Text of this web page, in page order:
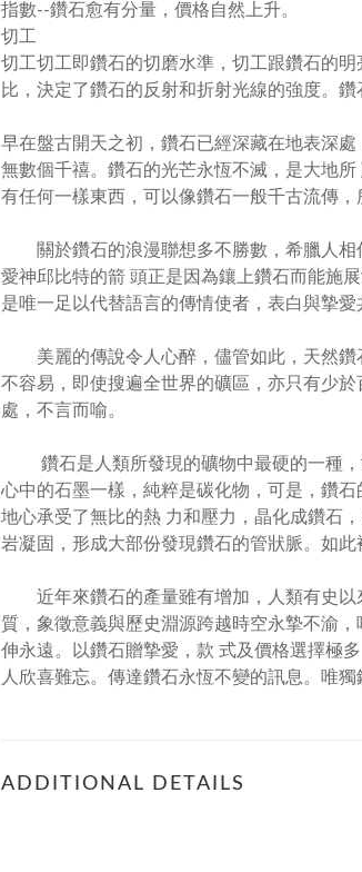
指數--鑽石愈有分量，價格自然上升。
切工
切工切工即鑽石的切磨水準，切工跟鑽石的
比，決定了鑽石的反射和折射光線的強度。鑽
早在盤古開天之初，鑽石已經深藏在地表深
無數個千禧。鑽石的光芒永恆不滅，是大地
有任何一樣東西，可以像鑽石一般千古流傳
關於鑽石的浪漫聯想多不勝數，希臘人相
愛神邱比特的箭 頭正是因為鑲上鑽石而能施
是唯一足以代替語言的傳情使者，表白與摯愛
美麗的傳說令人心醉，儘管如此，天然鑽
不容易，即使搜遍全世界的礦區，亦只有少
處，不言而喻。
鑽石是人類所發現的礦物中最硬的一種，
心中的石墨一樣，純粹是碳化物，可是，鑽
地心承受了無比的熱 力和壓力，晶化成鑽石
岩凝固，形成大部份發現鑽石的管狀脈。如
近年來鑽石的產量雖有增加，人類有史以
質，象徵意義與歷史淵源跨越時空永摯不渝
伸永遠。以鑽石贈摯愛，款 式及價格選擇極
人欣喜難忘。傳達鑽石永恆不變的訊息。唯
ADDITIONAL DETAILS